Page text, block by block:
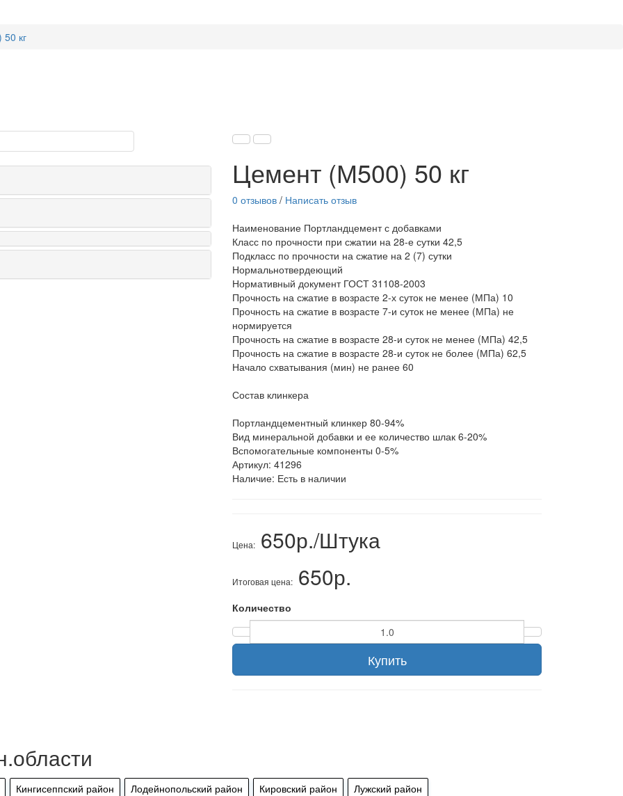
кг
Цемент (М500) 50 кг
0 отзывов / Написать отзыв
Наименование Портландцемент с добавками
Класс по прочности при сжатии на 28-е сутки 42,5
Подкласс по прочности на сжатие на 2 (7) сутки
Нормальнотвердеющий
Нормативный документ ГОСТ 31108-2003
Прочность на сжатие в возрасте 2-х суток не менее (МПа) 10
Прочность на сжатие в возрасте 7-и суток не менее (МПа) не
нормируется
Прочность на сжатие в возрасте 28-и суток не менее (МПа) 42,5
Прочность на сжатие в возрасте 28-и суток не более (МПа) 62,5
Начало схватывания (мин) не ранее 60
Состав клинкера
Портландцементный клинкер 80-94%
Вид минеральной добавки и ее количество шлак 6-20%
Вспомогательные компоненты 0-5%
Артикул: 41296
Наличие: Есть в наличии
Цена: 650р./Штука
Итоговая цена: 650р.
Количество
Купить
Кингисеппский район Лодейнопольский район Кировский район
Лужский район